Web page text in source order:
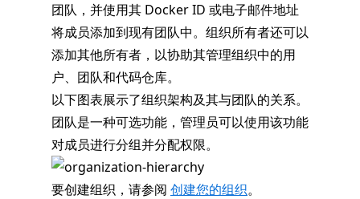
团队，并使用其 Docker ID 或电子邮件地址
将成员添加到现有团队中。组织所有者还可以
添加其他所有者，以协助其管理组织中的用
户、团队和代码仓库。
以下图表展示了组织架构及其与团队的关系。
团队是一种可选功能，管理员可以使用该功能
对成员进行分组并分配权限。
要创建组织，请参阅 创建您的组织。